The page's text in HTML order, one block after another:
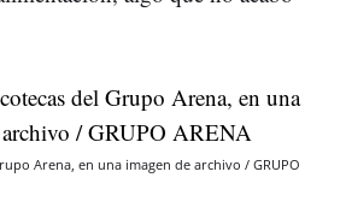
Arena, en una imagen de archivo / GRUPO